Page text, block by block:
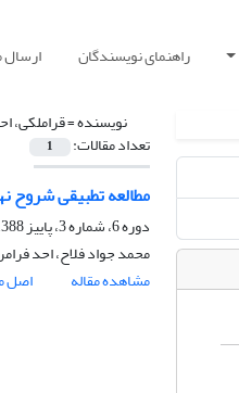
راهنمای نویسندگان ارسال
نویسنده =قراملکی،
تعداد مقالات: 1
مطالعه تطبیقی شروح
دوره 6، شماره 3، پاییز 1388، صفحه
محمد جواد فلاح، احد
مشاهده مقاله
اصل